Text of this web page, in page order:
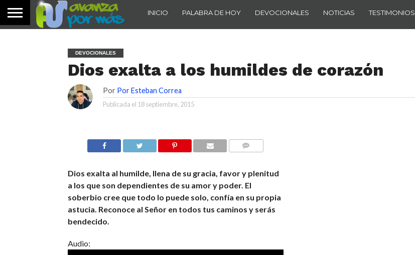
INICIO PALABRA DE HOY DEVOCIONALES NOTICIAS TESTIMONIOS
DEVOCIONALES
Dios exalta a los humildes de corazón
Por Por Esteban Correa
Publicada el 18 septiembre, 2015
Dios exalta al humilde, llena de su gracia, favor y plenitud
a los que son dependientes de su amor y poder. El
soberbio cree que todo lo puede solo, confía en su propia
astucia. Reconoce al Señor en todos tus caminos y serás
bendecido.
Audio: